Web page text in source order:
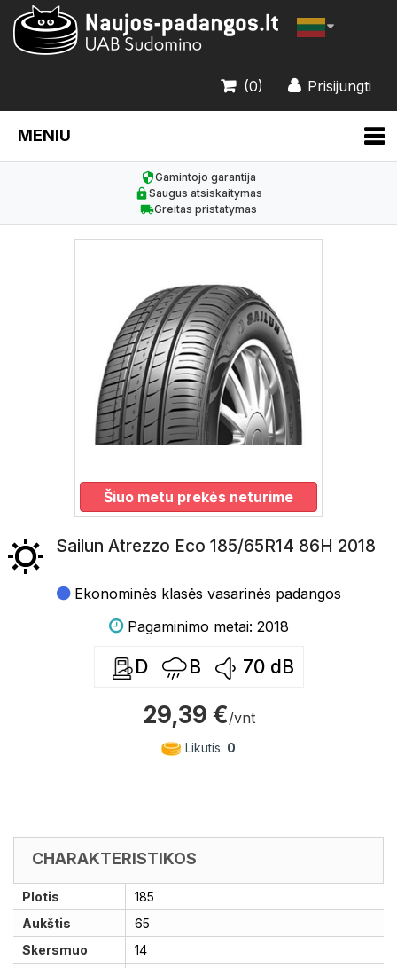
Prisijungti
(0)
MENIU
Gamintojo garantija
Saugus atsiskaitymas
Greitas pristatymas
Šiuo metu prekės neturime
Sailun Atrezzo Eco 185/65R14 86H 2018
Ekonominės klasės vasarinės padangos
Pagaminimo metai: 2018
D B 70 dB
29,39 €/vnt
Likutis: 0
CHARAKTERISTIKOS
Plotis
185
Aukštis
65
Skersmuo
14